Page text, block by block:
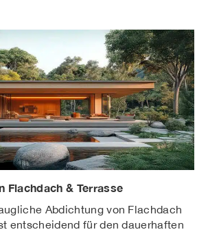
Flachdach & Terrasse
Abdichtung von Flachdach
entscheidend für den dauerhaften